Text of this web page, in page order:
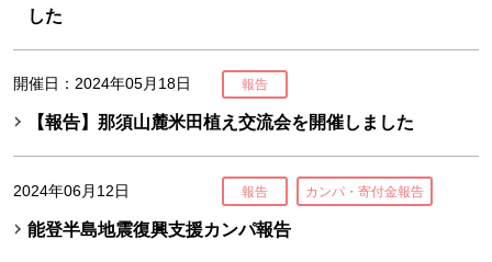
した
開催日：2024年05月18日 報告
【報告】那須山麓米田植え交流会を開催しました
2024年06月12日 報告 カンパ・寄付金報告
能登半島地震復興支援カンパ報告